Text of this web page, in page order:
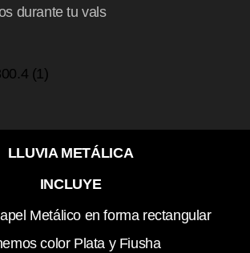
durante tu vals
LLUVIA METÁLICA
INCLUYE
Metálico en forma rectangular
color Plata y Fiusha